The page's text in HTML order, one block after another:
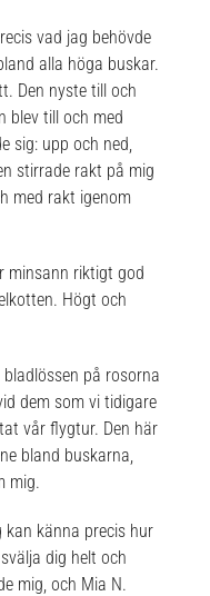
vad jag behövde
alla höga buskar.
Den nyste till och
blev till och med
sig: upp och ned,
stirrade rakt på mig
med rakt igenom
minsann riktigt god
Högt och
på rosorna
dem som vi tidigare
vår flygtur. Den här
bland buskarna,
mig.
kan känna precis hur
dig helt och
mig, och Mia N.